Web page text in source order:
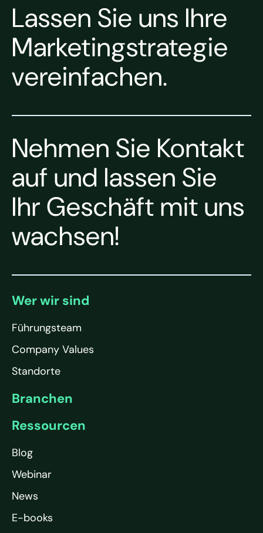
Lassen Sie uns Ihre
Marketingstrategie
vereinfachen.
Nehmen Sie Kontakt
auf und lassen Sie
Ihr Geschäft mit uns
wachsen!
Wer wir sind
Führungsteam
Company Values
Standorte
Branchen
Ressourcen
Blog
Webinar
News
E-books